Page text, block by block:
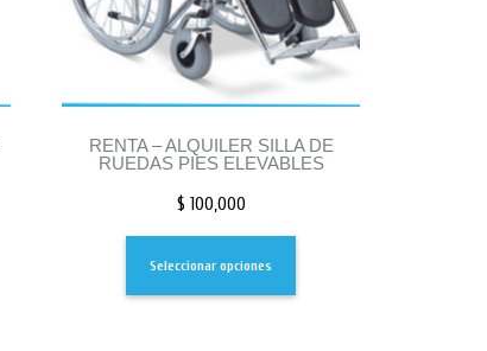
RENTA – ALQUILER SILLA DE
RUEDAS PIES ELEVABLES
$ 100,000
Seleccionar opciones